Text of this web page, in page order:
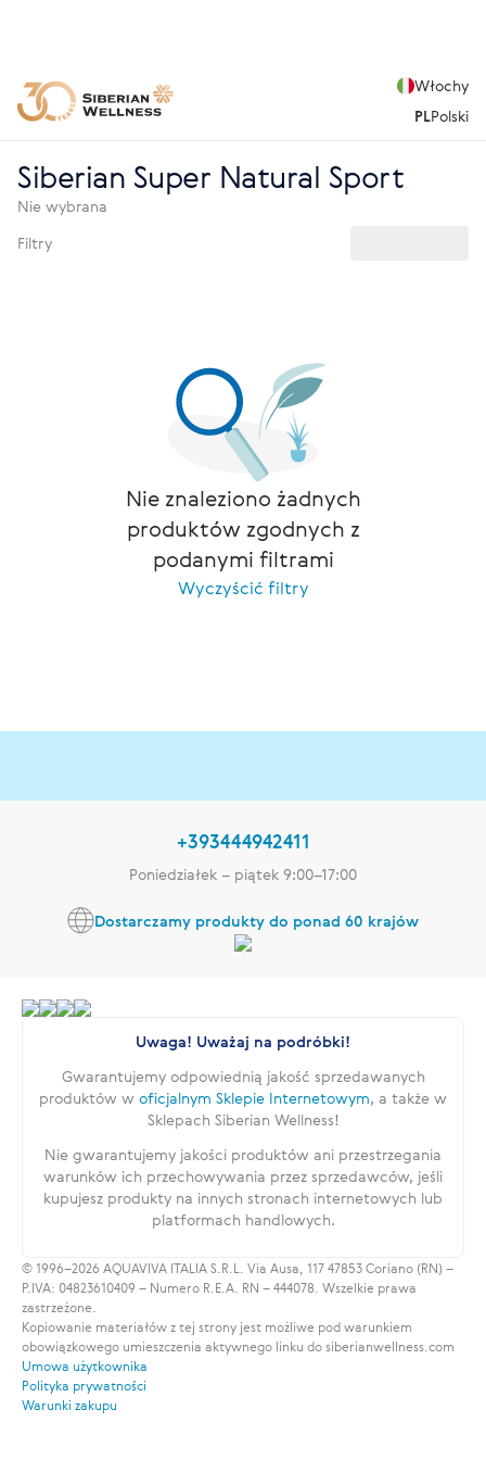
Włochy
PLPolski
Siberian Super Natural Sport
Nie wybrana
Filtry
Nie znaleziono żadnych
produktów zgodnych z
podanymi filtrami
Wyczyścić filtry
+393444942411
Poniedziałek – piątek 9:00–17:00
Dostarczamy produkty do ponad 60 krajów
Uwaga! Uważaj na podróbki!
Gwarantujemy odpowiednią jakość sprzedawanych
produktów w oficjalnym Sklepie Internetowym, a także w
Sklepach Siberian Wellness!
Nie gwarantujemy jakości produktów ani przestrzegania
warunków ich przechowywania przez sprzedawców, jeśli
kupujesz produkty na innych stronach internetowych lub
platformach handlowych.
© 1996–2026 AQUAVIVA ITALIA S.R.L. Via Ausa, 117 47853 Coriano (RN) –
P.IVA: 04823610409 – Numero R.E.A. RN – 444078. Wszelkie prawa
zastrzeżone.
Kopiowanie materiałów z tej strony jest możliwe pod warunkiem
obowiązkowego umieszczenia aktywnego linku do siberianwellness.com
Umowa użytkownika
Polityka prywatności
Warunki zakupu